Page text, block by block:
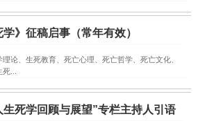
学》征稿启事（常年有效）
论、生死教育、死亡心理、死亡哲学、死亡文化、
...
死学回顾与展望”专栏主持人引语